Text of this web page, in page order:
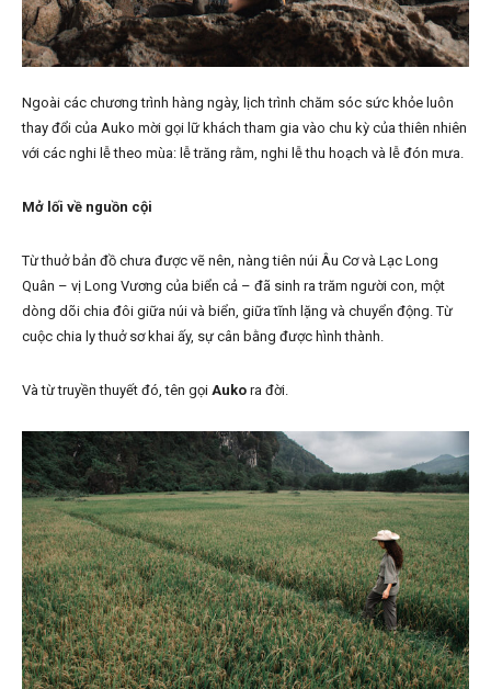
Ngoài các chương trình hàng ngày, lịch trình chăm sóc sức khỏe luôn
thay đổi của Auko mời gọi lữ khách tham gia vào chu kỳ của thiên nhiên
với các nghi lễ theo mùa: lễ trăng rằm, nghi lễ thu hoạch và lễ đón mưa.
Mở lối về nguồn cội
Từ thuở bản đồ chưa được vẽ nên, nàng tiên núi Âu Cơ và Lạc Long
Quân – vị Long Vương của biển cả – đã sinh ra trăm người con, một
dòng dõi chia đôi giữa núi và biển, giữa tĩnh lặng và chuyển động. Từ
cuộc chia ly thuở sơ khai ấy, sự cân bằng được hình thành.
Và từ truyền thuyết đó, tên gọi Auko ra đời.